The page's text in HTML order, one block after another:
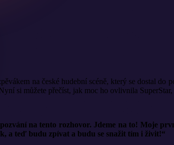
na české hudební scéně, který se dostal do
si můžete přečíst, jak moc ho ovlivnila
na tento rozhovor. Jdeme na to! Moje
a teď budu zpívat a budu se snažit tím i živit!“